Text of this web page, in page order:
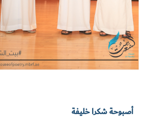
أصبوحة شكرا خليفة